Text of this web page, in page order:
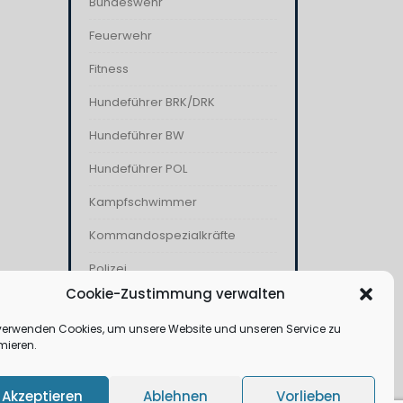
Cookie-Zustimmung verwalten
Cookies, um unsere Website und unseren Service zu
Akzeptieren Ablehnen Vorlieben
Feuerwehr
Fitness
Hundeführer BRK/DRK
Hundeführer BW
Hundeführer POL
Kampfschwimmer
Kommandospezialkräfte
Polizei
THW
Wasserwacht